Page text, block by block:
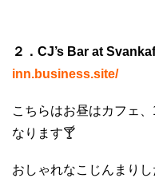
２．CJ’s Bar at
inn.business.site/
こちらはお昼はカフェ
なります🍸
おしゃれなこじんまり